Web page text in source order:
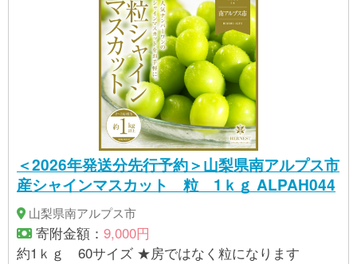
ます。そのため、重量の具体的な指定はお受けでき
ｍ 厚み：約1.3ｍｍ ※製造過程に手作業がある為、数
値は前後する場合がございます。 ※純金の特性上、一
部変色が発生する場合があります。純金の品位・品
質には問題ございません。
＜2026年発送分先行予約＞山梨県南アルプス市
産シャインマスカット 粒 1ｋｇ ALPAH044
山梨県南アルプス市
寄附金額： 9,000円
約1ｋｇ 60サイズ ★房ではなく粒になります